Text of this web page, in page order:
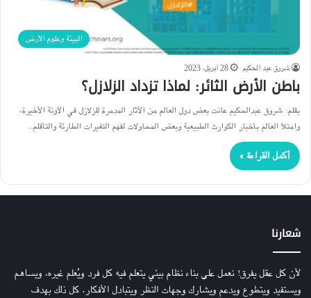
البيئة وعلوم الأرض
شروق عبد الحكيم 28 أبريل، 2023
باطن الأرض الثائر: لماذا تزداد الزلازل؟
بقلم: شروق عبدالحكيم عانت بعض دول العالم من الآثار المدمرة للزلازل في الآونة الأخيرة،
وامتلأ العالم بأخبار الكوارث الطبيعية وبعض المحاولات لفهم التغيرات الطارئة والتأقلم…
أكمل القراءة »
شعارنا
لأن كل عقل يفرق! نعمل على بناء نظام بيئي يتعلم فيه كل فرد ويُعلم غيره، ويساهم
ويستفيد ويتطوع ويدعم ويشارك وجهات النظر ويتبادل الأفكار. كل ذلك بهدف